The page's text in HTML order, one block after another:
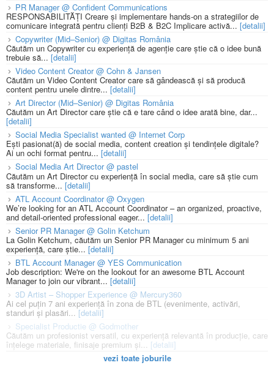
PR Manager @ Confident Communications
RESPONSABILITĂȚI Creare și implementare hands-on a strategiilor de
comunicare integrată pentru clienți B2B & B2C Implicare activă... [detalii]
Copywriter (Mid–Senior) @ Digitas România
Căutăm un Copywriter cu experiență de agenție care știe că o idee bună
trebuie să... [detalii]
Video Content Creator @ Cohn & Jansen
Căutăm un Video Content Creator care să gândească și să producă
content pentru unele dintre... [detalii]
Art Director (Mid–Senior) @ Digitas România
Căutăm un Art Director care știe că e tare când o idee arată bine, dar...
[detalii]
Social Media Specialist wanted @ Internet Corp
Ești pasionat(ă) de social media, content creation și tendințele digitale?
Ai un ochi format pentru... [detalii]
Social Media Art Director @ pastel
Căutăm un Art Director cu experiență în social media, care să știe cum
să transforme... [detalii]
ATL Account Coordinator @ Oxygen
We’re looking for an ATL Account Coordinator – an organized, proactive,
and detail-oriented professional eager... [detalii]
Senior PR Manager @ Golin Ketchum
La Golin Ketchum, căutăm un Senior PR Manager cu minimum 5 ani
experiență, care știe... [detalii]
BTL Account Manager @ YES Communication
Job description: We're on the lookout for an awesome BTL Account
Manager to join our vibrant... [detalii]
3D Artist – Shopper Experience @ Mercury360
Ai cel puțin 7 ani experiență în zona de BTL (evenimente, activări,
standuri și plasări...[detalii]
Specialist Productie @ Godmother
Căutăm un profesionist versatil, cu experiență relevantă în producție, care
înțelege materiale, finisaje premium și... [detalii]
vezi toate joburile